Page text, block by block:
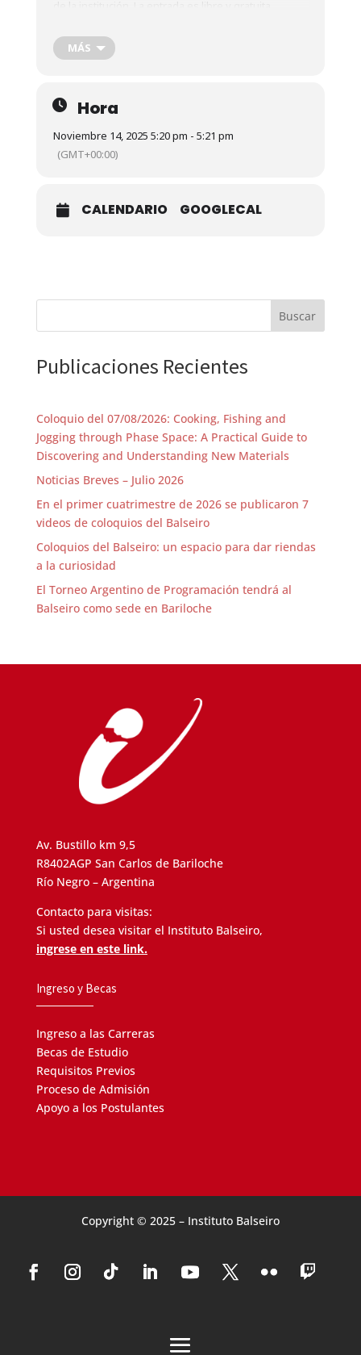
“En esta oportunidad el Coro Cantatómico recibe al
Coro Valles Sonoros, dirigido por Adriana Lesta. Esta
José Luis Bollea. El grupo está integrado por
aproximadamente 45 coreutas de varias ciudades
de Río Negro y de Neuquén”, comentó la directora
Giraudo.
MÁS
Hora
Noviembre 14, 2025 5:20 pm - 5:21 pm
(GMT+00:00)
CALENDARIO GOOGLECAL
Buscar
Publicaciones Recientes
Coloquio del 07/08/2026: Cooking, Fishing and
Jogging through Phase Space: A Practical Guide to
Discovering and Understanding New Materials
Noticias Breves – Julio 2026
En el primer cuatrimestre de 2026 se publicaron 7
videos de coloquios del Balseiro
Coloquios del Balseiro: un espacio para dar riendas
a la curiosidad
El Torneo Argentino de Programación tendrá al
Balseiro como sede en Bariloche
Av. Bustillo km 9,5
R8402AGP San Carlos de Bariloche
Río Negro – Argentina
Contacto para visitas:
Si usted desea visitar el Instituto Balseiro,
ingrese en este link.
Ingreso y Becas
Ingreso a las Carreras
Becas de Estudio
Requisitos Previos
Proceso de Admisión
Apoyo a los Postulantes
Copyright © 2025 – Instituto Balseiro